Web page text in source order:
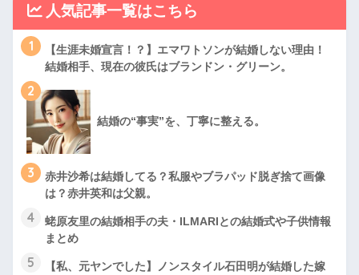
人気記事一覧はこちら
1
【生涯未婚宣言！？】エマワトソンが結婚しない理由！
結婚相手、現在の彼氏はブランドン・グリーン。
2
結婚の“事実”を、丁寧に整える。
3
赤井沙希は結婚してる？私服やブラパッド脱ぎ捨て画像
は？赤井英和は父親。
4
蛯原友里の結婚相手の夫・ILMARIとの結婚式や子供情報
まとめ
5
【私、元ヤンでした】ノンスタイル石田明が結婚した嫁